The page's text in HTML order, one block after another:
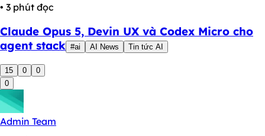
• 3 phút đọc
Claude Opus 5, Devin UX và Codex Micro cho
agent stack #ai AI News Tin tức AI
15 0
0
0
Admin Team